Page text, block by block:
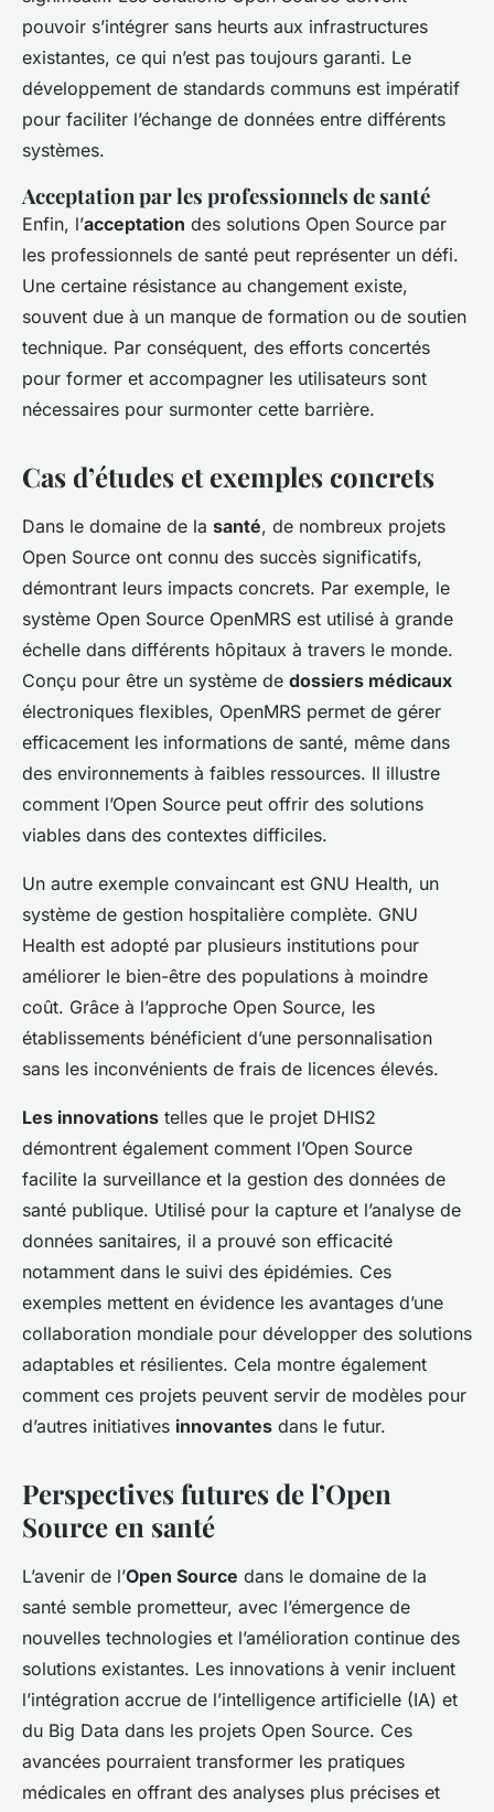
pouvoir s’intégrer sans heurts aux infrastructures
existantes, ce qui n’est pas toujours garanti. Le
développement de standards communs est impératif
pour faciliter l’échange de données entre différents
systèmes.
Acceptation par les professionnels de santé
Enfin, l’acceptation des solutions Open Source par
les professionnels de santé peut représenter un défi.
Une certaine résistance au changement existe,
souvent due à un manque de formation ou de soutien
technique. Par conséquent, des efforts concertés
pour former et accompagner les utilisateurs sont
nécessaires pour surmonter cette barrière.
Cas d’études et exemples concrets
Dans le domaine de la santé, de nombreux projets
Open Source ont connu des succès significatifs,
démontrant leurs impacts concrets. Par exemple, le
système Open Source OpenMRS est utilisé à grande
échelle dans différents hôpitaux à travers le monde.
Conçu pour être un système de dossiers médicaux
électroniques flexibles, OpenMRS permet de gérer
efficacement les informations de santé, même dans
des environnements à faibles ressources. Il illustre
comment l’Open Source peut offrir des solutions
viables dans des contextes difficiles.
Un autre exemple convaincant est GNU Health, un
système de gestion hospitalière complète. GNU
Health est adopté par plusieurs institutions pour
améliorer le bien-être des populations à moindre
coût. Grâce à l’approche Open Source, les
établissements bénéficient d’une personnalisation
sans les inconvénients de frais de licences élevés.
Les innovations telles que le projet DHIS2
démontrent également comment l’Open Source
facilite la surveillance et la gestion des données de
santé publique. Utilisé pour la capture et l’analyse de
données sanitaires, il a prouvé son efficacité
notamment dans le suivi des épidémies. Ces
exemples mettent en évidence les avantages d’une
collaboration mondiale pour développer des solutions
adaptables et résilientes. Cela montre également
comment ces projets peuvent servir de modèles pour
d’autres initiatives innovantes dans le futur.
Perspectives futures de l’Open
Source en santé
L’avenir de l’Open Source dans le domaine de la
santé semble prometteur, avec l’émergence de
nouvelles technologies et l’amélioration continue des
solutions existantes. Les innovations à venir incluent
l’intégration accrue de l’intelligence artificielle (IA) et
du Big Data dans les projets Open Source. Ces
avancées pourraient transformer les pratiques
médicales en offrant des analyses plus précises et